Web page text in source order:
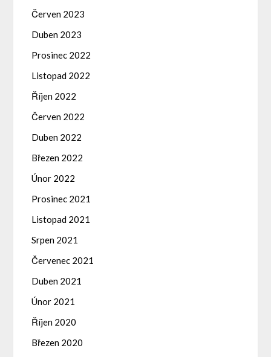
Červen 2023
Duben 2023
Prosinec 2022
Listopad 2022
Říjen 2022
Červen 2022
Duben 2022
Březen 2022
Únor 2022
Prosinec 2021
Listopad 2021
Srpen 2021
Červenec 2021
Duben 2021
Únor 2021
Říjen 2020
Březen 2020